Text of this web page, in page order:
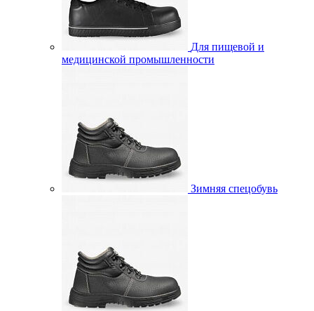
Для пищевой и
медицинской промышленности
Зимняя спецобувь